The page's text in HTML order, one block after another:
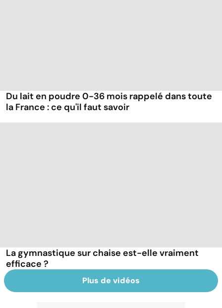
Du lait en poudre 0-36 mois rappelé dans toute
la France : ce qu'il faut savoir
La gymnastique sur chaise est-elle vraiment
efficace ?
Plus de vidéos